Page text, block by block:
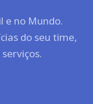
e no Mundo.
do seu time,